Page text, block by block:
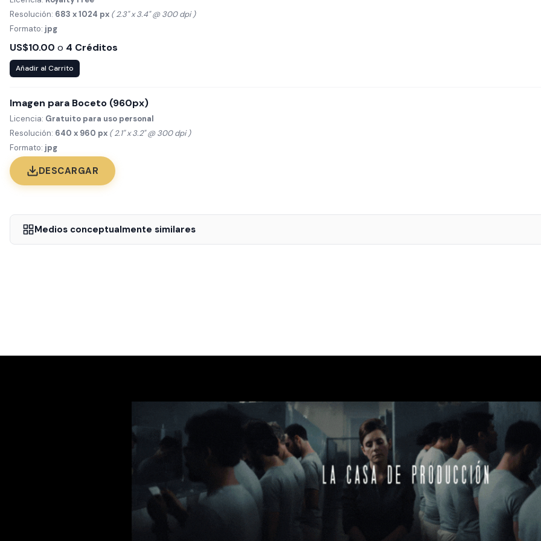
Resolución: 683 x 1024 px ( 2.3" x 3.4" @ 300 dpi )
Formato: jpg
US$10.00 o 4 Créditos
Añadir al Carrito
Imagen para Boceto (960px)
Licencia: Gratuito para uso personal
Resolución: 640 x 960 px ( 2.1" x 3.2" @ 300 dpi )
Formato: jpg
DESCARGAR
Medios conceptualmente similares